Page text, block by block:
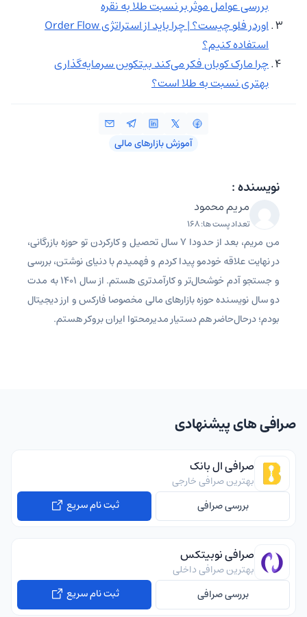
بررسی عوامل موثر بر نسبت طلا به نقره
اوردر فلو چیست؟ | چرا باید از استراتژی Order Flow
استفاده کنیم؟
چرا مارک کوبان فکر می‌کند بیتکوین سرمایه‌گذاری
بهتری نسبت به طلا است؟
آموزش بازارهای مالی
نویسنده :
مریم محمود
تعداد پست ها: 168
من مریم، بعد از حدودا 7 سال تحصیل و کارکردن تو حوزه بازرگانی،
در نهایت علاقه خودمو پیدا کردم و فهمیدم با دنیای نوشتن، بررسی
و جستجو آدم خوشحال‌تر و کارآمدتری هستم. از سال 1401 به مدت
دو سال نویسنده حوزه بازارهای مالی مخصوصا فارکس و ارز دیجیتال
بودم؛ درحال‌حاضر هم دستیار مدیرمحتوا ایران بروکر هستم.
صرافی های پیشنهادی
صرافی ال بانک
بهترین صرافی خارجی
بررسی صرافی
ثبت نام سریع
صرافی نوبیتکس
بهترین صرافی داخلی
بررسی صرافی
ثبت نام سریع